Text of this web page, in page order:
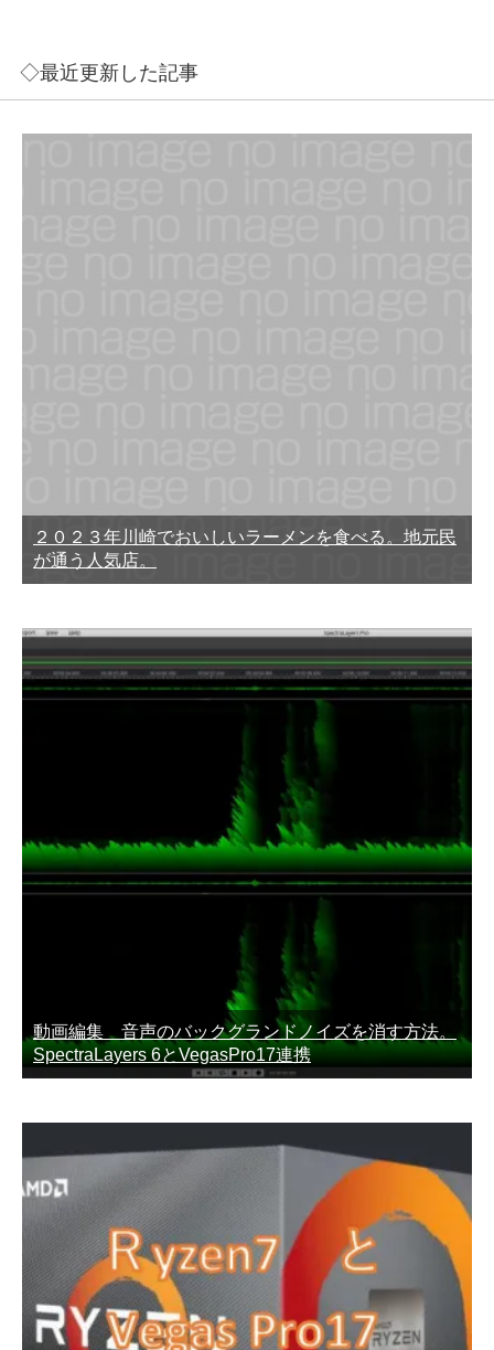
◇最近更新した記事
２０２３年川崎でおいしいラーメンを食べる。地元民
が通う人気店。
動画編集 音声のバックグランドノイズを消す方法。
SpectraLayers 6とVegasPro17連携